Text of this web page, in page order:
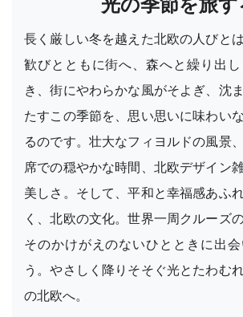
長く厳しい冬を越えた北欧の人びと
歓びとともに街へ、森へと繰り出
き、街にやわらかな風がそよぎ、沈
たすこの季節を、思い思いに味わい
るのです。壮大なフィヨルドの風景
席での穏やかな時間、北欧デザイン
美しさ。そして、平和と幸福感あふ
く、北欧の文化。世界一周クルーズ
そのかけがえのないひとときに出
う。やさしく降りそそぐ光とたわむ
の北欧へ。